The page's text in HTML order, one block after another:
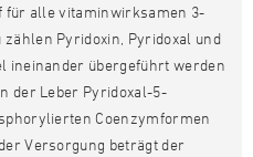
für alle vitaminwirksamen 3-
Pyridoxin, Pyridoxal und
ineinander übergeführt werden
der Leber Pyridoxal-5-
Coenzymformen
Versorgung beträgt der